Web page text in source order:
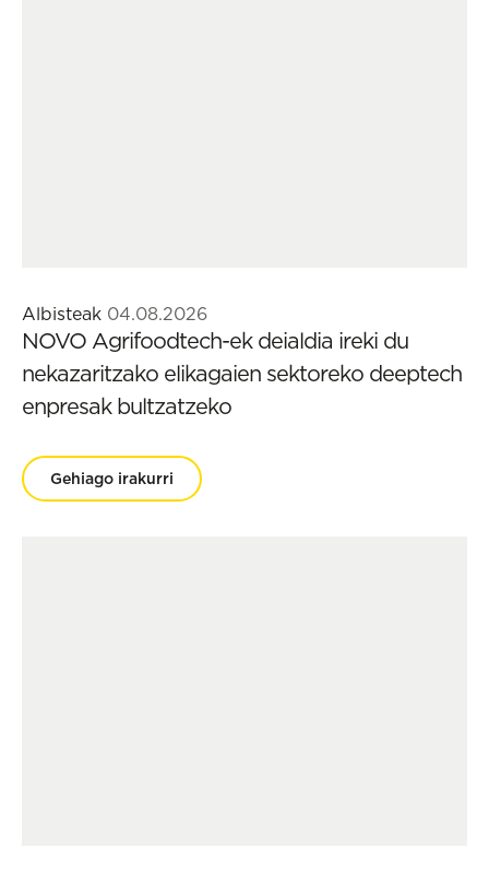
Albisteak 04.08.2026
NOVO Agrifoodtech-ek deialdia ireki du
nekazaritzako elikagaien sektoreko deeptech
enpresak bultzatzeko
Gehiago irakurri